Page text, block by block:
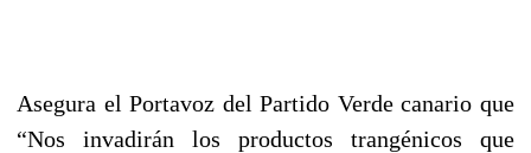
Asegura el Portavoz del Partido Verde canario que
“Nos invadirán los productos trangénicos que